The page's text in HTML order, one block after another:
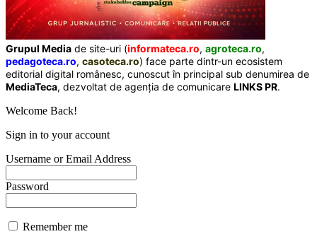
Grupul Media de site-uri (informateca.ro, agroteca.ro,
pedagoteca.ro, casoteca.ro) face parte dintr-un ecosistem
editorial digital românesc, cunoscut în principal sub denumirea de
MediaTeca, dezvoltat de agenția de comunicare LINKS PR.
Welcome Back!
Sign in to your account
Username or Email Address
Password
Remember me